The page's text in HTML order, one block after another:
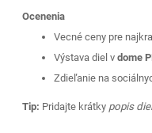
na to, aby sme sa stali
pre Vás nezabudnuteľný!!!
Spolu to zvládneme!
Ocenenia
Vecné ceny pre
Výstava diel vdome
Zdieľanie na
Tip: Pridajte krátky popis